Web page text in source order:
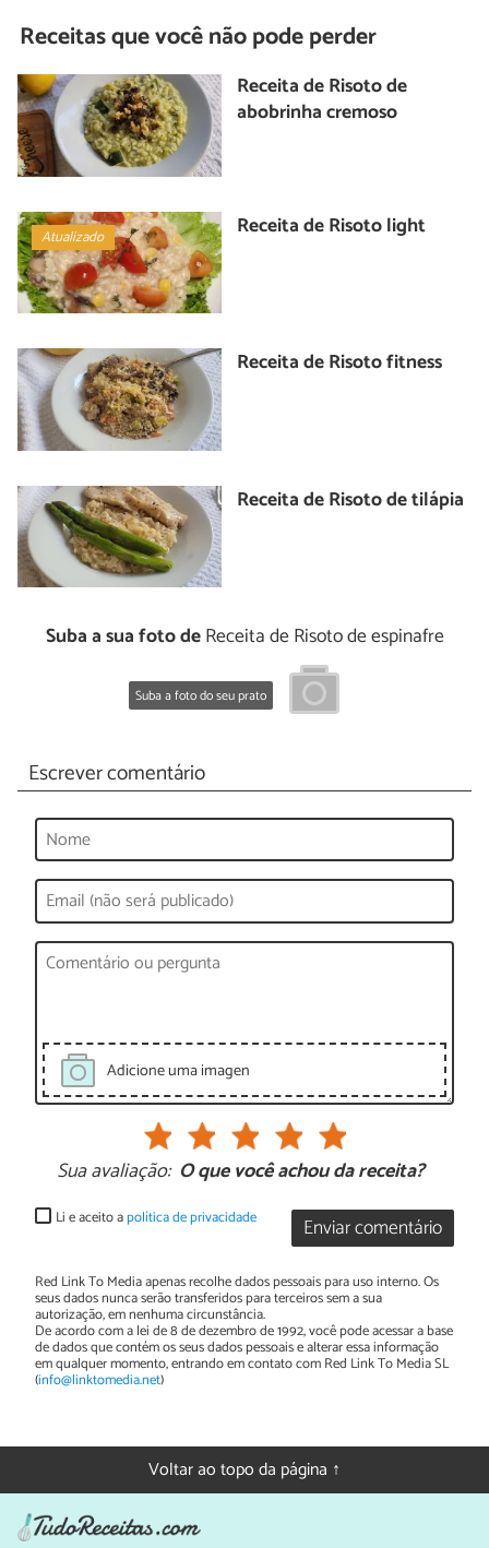
Receitas que você não pode perder
Receita de Risoto de
abobrinha cremoso
Atualizado Receita de Risoto light
Receita de Risoto fitness
Receita de Risoto de tilápia
Suba a sua foto deReceita de Risoto de espinafre
Suba a foto do seu prato
Escrever comentário
Adicione uma imagen
Sua avaliação: O que você achou da receita?
Enviar comentário
Li e aceito apolítica de privacidade
Red Link To Media apenas recolhe dados pessoais para uso interno. Os
seus dados nunca serão transferidos para terceiros sem a sua
autorização, em nenhuma circunstância.
De acordo com a lei de 8 de dezembro de 1992, você pode acessar a base
de dados que contém os seus dados pessoais e alterar essa informação
em qualquer momento, entrando em contato com Red Link To Media SL
(info@linktomedia.net)
Voltar ao topo da página ↑